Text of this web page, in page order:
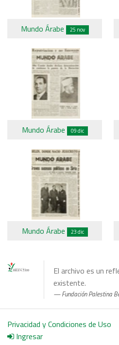
Mundo Árabe 25 nov
Mundo Árabe 09 dic
Mundo Árabe 23 dic
El archivo es un
existente.
Fundación Palestina
Privacidad y Condiciones de Uso
Ingresar